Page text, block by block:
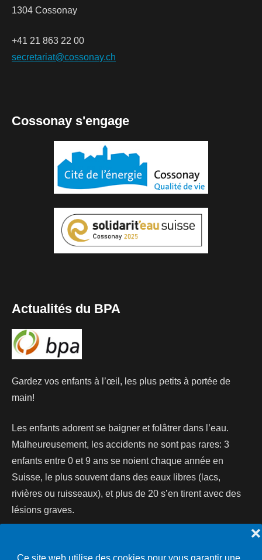
❌
1304 Cossonay
+41 21 863 22 00
secretariat@cossonay.ch
Cossonay s'engage
Actualités du BPA
Gardez vos enfants à l’œil, les plus petits à portée de
main!
Les enfants adorent se baigner et folâtrer dans l’eau.
Malheureusement, les accidents ne sont pas rares: 3
enfants entre 0 et 9 ans se noient chaque année en
Suisse, le plus souvent dans des eaux libres (lacs,
rivières ou ruisseaux), et plus de 20 s’en tirent avec des
lésions graves.